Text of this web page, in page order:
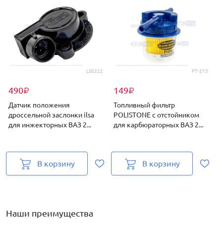
LS0222
490₽
Датчик положения
дроссельной заслонки ilsa
для инжекторных ВАЗ 2...
В корзину
PT-215
149₽
Топливный фильтр
POLISTONE с отстойником
для карбюраторных ВАЗ 2...
В корзину
Наши преимущества